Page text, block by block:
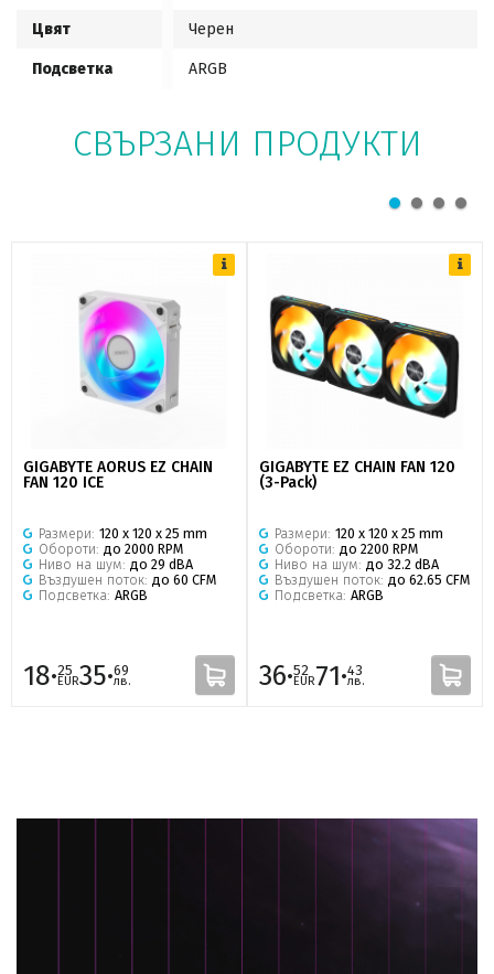
Цвят Черен
Подсветка ARGB
СВЪРЗАНИ ПРОДУКТИ
GIGABYTE AORUS EZ CHAIN
FAN 120 ICE
Размери: 120 x 120 x 25 mm
Обороти: до 2000 RPM
Ниво на шум: до 29 dBA
Въздушен поток: до 60 CFM
Подсветка: ARGB
18·25
EUR35·69
лв.
GIGABYTE EZ CHAIN FAN 120
(3-Pack)
Размери: 120 x 120 x 25 mm
Обороти: до 2200 RPM
Ниво на шум: до 32.2 dBA
Въздушен поток: до 62.65 CFM
Подсветка: ARGB
36·52
EUR71·43
лв.